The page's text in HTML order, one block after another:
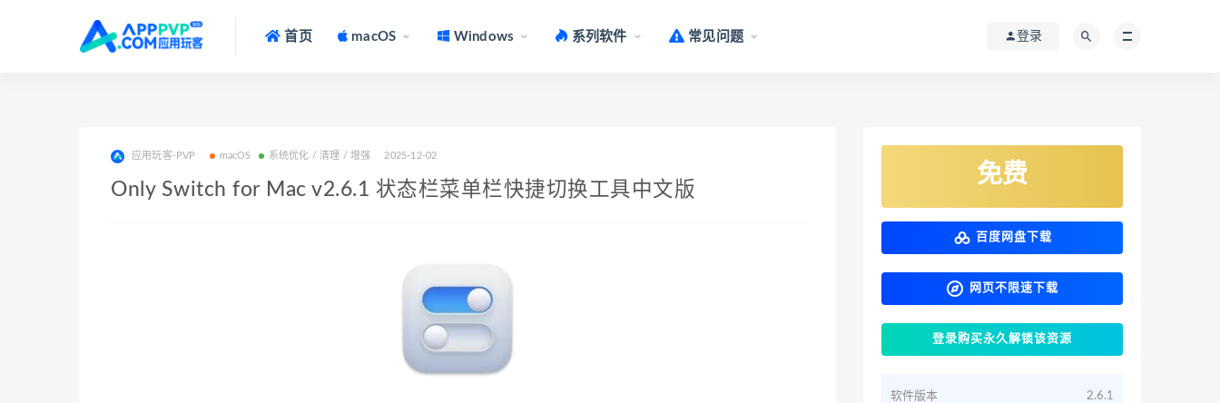
首页 macOS Windows 系列软件 常见问题 登录
应用玩客-PVP macOS 系统优化 / 清理 / 增强 2025-12-02
Only Switch for Mac v2.6.1 状态栏菜单栏快捷切换工具中文版
免费
百度网盘下载
网页不限速下载
登录购买永久解锁该资源
软件版本 2.6.1